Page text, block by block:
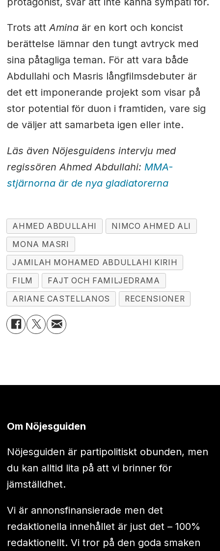
Trots attAminaär en kort och koncist
berättelse lämnar den tungt avtryck med
sina påtagliga teman. För att vara både
Abdullahi och Masris långfilmsdebuter är
det ett imponerande projekt som visar på
stor potential för duon i framtiden, vare sig
de väljer att samarbeta igen eller inte.
Läs även Nöjesguidens intervju med
regissören Ahmed Abdullahi: MMA-
stjärnorna är de nya gladiatorerna
AHMED ABDULLAHI
NIMCO AHMED ALI
MONA MASRI
JAMILAH MOHAMED ABDULLAHI KIRIH
FILM
FAJT OCH FAMILJEDRAMA
ARIANE CASTELLANOS
RECENSIONER
Om Nöjesguiden
Nöjesguiden är partipolitiskt obunden, men
du kan alltid lita på att vi brinner för
jämställdhet.
Vi är annonsfinansierade men det
redaktionella innehållet är just det – 100%
redaktionellt. Vi tror på den goda smaken